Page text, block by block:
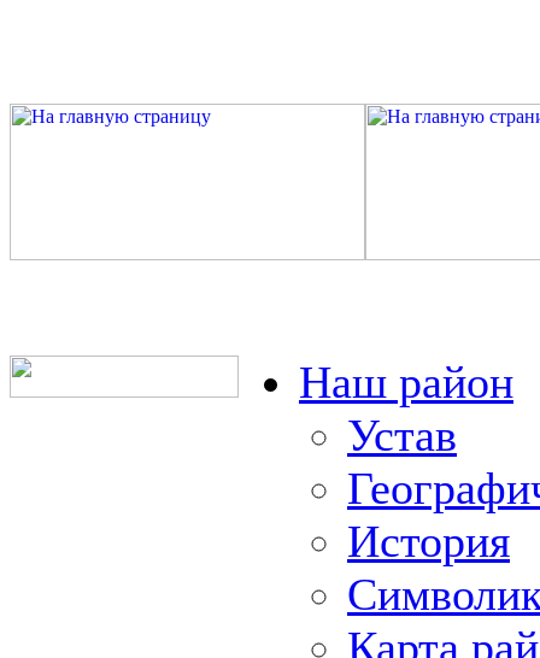
Наш район
Устав
История
Карта